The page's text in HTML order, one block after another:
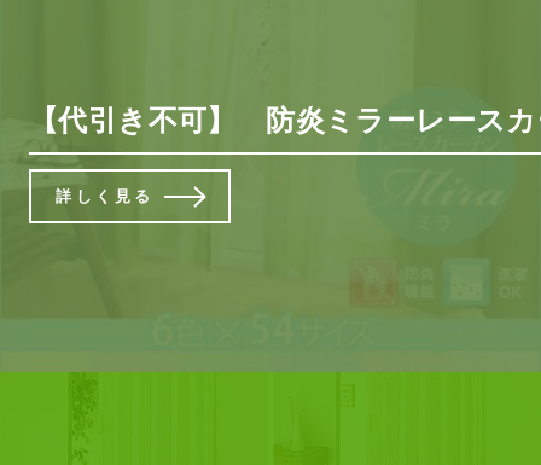
【代引き不可】 防炎ミラー
詳しく見る